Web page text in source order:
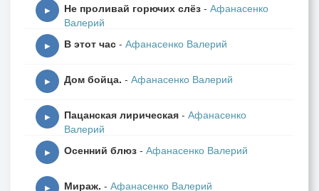
▶ Не проливай горючих слёз - Афанасенко
Валерий
▶ В этот час - Афанасенко Валерий
▶ Дом бойца. - Афанасенко Валерий
▶ Пацанская лирическая - Афанасенко
Валерий
▶ Осенний блюз - Афанасенко Валерий
▶ Мираж. - Афанасенко Валерий